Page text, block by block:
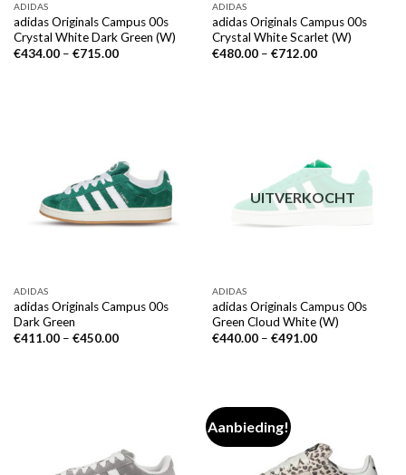
ADIDAS
adidas Originals Campus 00s
Crystal White Dark Green (W)
€434.00– €715.00
ADIDAS
adidas Originals Campus 00s
Crystal White Scarlet (W)
€480.00– €712.00
ADIDAS
adidas Originals Campus 00s
Dark Green
€411.00– €450.00
UITVERKOCHT
ADIDAS
adidas Originals Campus 00s
Green Cloud White (W)
€440.00– €491.00
Aanbieding!